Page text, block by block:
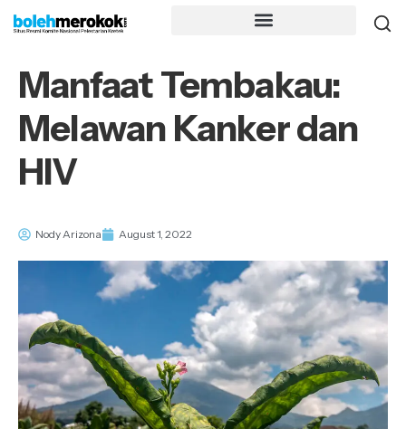
Manfaat Tembakau:
Melawan Kanker dan
HIV
Nody Arizona August 1, 2022